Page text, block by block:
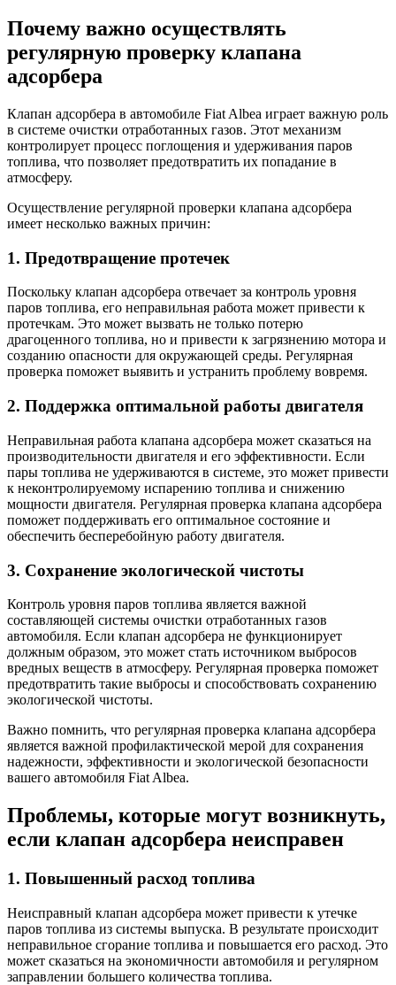
Почему важно осуществлять
регулярную проверку клапана
адсорбера
Клапан адсорбера в автомобиле Fiat Albea играет важную роль
в системе очистки отработанных газов. Этот механизм
контролирует процесс поглощения и удерживания паров
топлива, что позволяет предотвратить их попадание в
атмосферу.
Осуществление регулярной проверки клапана адсорбера
имеет несколько важных причин:
1. Предотвращение протечек
Поскольку клапан адсорбера отвечает за контроль уровня
паров топлива, его неправильная работа может привести к
протечкам. Это может вызвать не только потерю
драгоценного топлива, но и привести к загрязнению мотора и
созданию опасности для окружающей среды. Регулярная
проверка поможет выявить и устранить проблему вовремя.
2. Поддержка оптимальной работы двигателя
Неправильная работа клапана адсорбера может сказаться на
производительности двигателя и его эффективности. Если
пары топлива не удерживаются в системе, это может привести
к неконтролируемому испарению топлива и снижению
мощности двигателя. Регулярная проверка клапана адсорбера
поможет поддерживать его оптимальное состояние и
обеспечить бесперебойную работу двигателя.
3. Сохранение экологической чистоты
Контроль уровня паров топлива является важной
составляющей системы очистки отработанных газов
автомобиля. Если клапан адсорбера не функционирует
должным образом, это может стать источником выбросов
вредных веществ в атмосферу. Регулярная проверка поможет
предотвратить такие выбросы и способствовать сохранению
экологической чистоты.
Важно помнить, что регулярная проверка клапана адсорбера
является важной профилактической мерой для сохранения
надежности, эффективности и экологической безопасности
вашего автомобиля Fiat Albea.
Проблемы, которые могут возникнуть,
если клапан адсорбера неисправен
1. Повышенный расход топлива
Неисправный клапан адсорбера может привести к утечке
паров топлива из системы выпуска. В результате происходит
неправильное сгорание топлива и повышается его расход. Это
может сказаться на экономичности автомобиля и регулярном
заправлении большего количества топлива.